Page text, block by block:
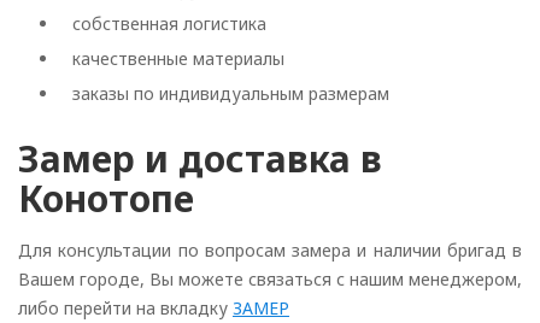
собственная логистика
качественные материалы
заказы по индивидуальным размерам
Замер и доставка в
Конотопе
Для консультации по вопросам замера и наличии бригад в
Вашем городе, Вы можете связаться с нашим менеджером,
либо перейти на вкладку ЗАМЕР